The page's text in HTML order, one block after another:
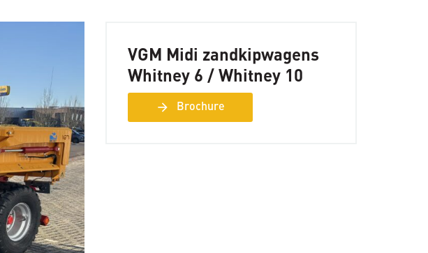
VGM Midi zandkipwagens
Whitney 6 / Whitney 10
arrow_forward Brochure